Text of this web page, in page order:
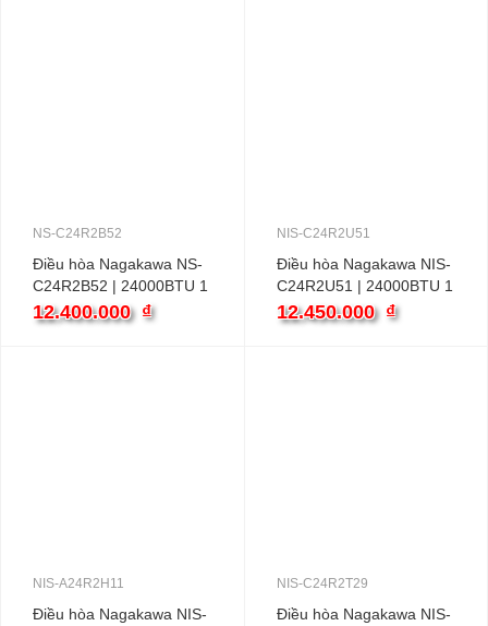
NS-C24R2B52
Điều hòa Nagakawa NS-
C24R2B52 | 24000BTU 1
chiều
12.400.000 ₫
NIS-C24R2U51
Điều hòa Nagakawa NIS-
C24R2U51 | 24000BTU 1
chiều inverter
12.450.000 ₫
NIS-A24R2H11
Điều hòa Nagakawa NIS-
NIS-C24R2T29
Điều hòa Nagakawa NIS-